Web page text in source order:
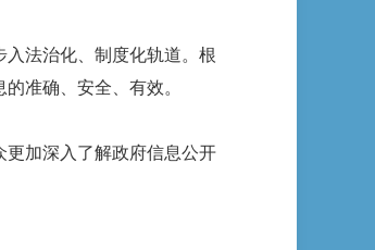
法治化、制度化轨道。根
准确、安全、有效。
加深入了解政府信息公开